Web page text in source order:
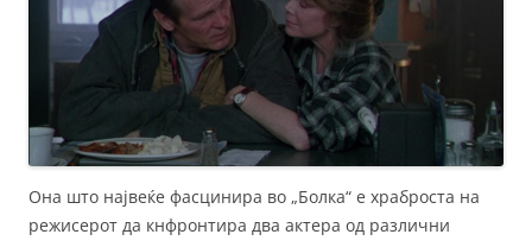
Она што највеќе фасцинира во „Болка“ е храброста на
режисерот да кнфронтира два актера од различни